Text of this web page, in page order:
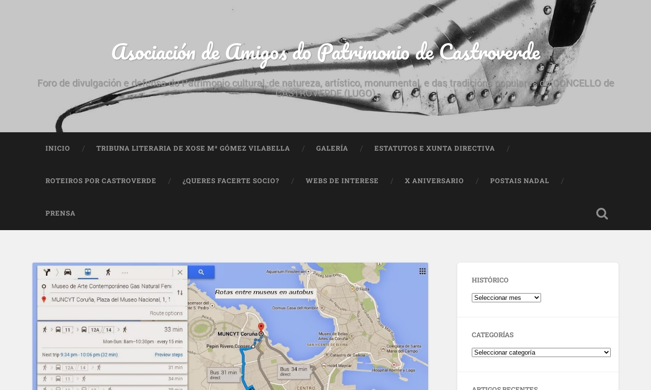
Asociación de Amigos do Patrimonio de Castroverde
Foro de divulgación e defensa do Patrimonio cultural, de natureza, artístico, monumental, e das tradicións populares do CONCELLO de
CASTROVERDE (LUGO)
INICIO TRIBUNA LITERARIA DE XOSE Mª GÓMEZ VILABELLA GALERÍA ESTATUTOS E XUNTA DIRECTIVA
ROTEIROS POR CASTROVERDE ¿QUERES FACERTE SOCIO? WEBS DE INTERESE X ANIVERSARIO POSTAIS NADAL
PRENSA
HISTÓRICO
CATEGORÍAS